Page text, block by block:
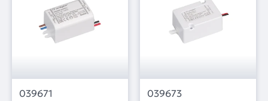
039671 039673